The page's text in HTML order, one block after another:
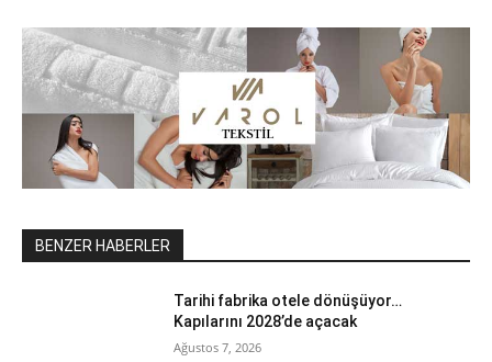
BENZER HABERLER
Tarihi fabrika otele dönüşüyor…
Kapılarını 2028’de açacak
Ağustos 7, 2026